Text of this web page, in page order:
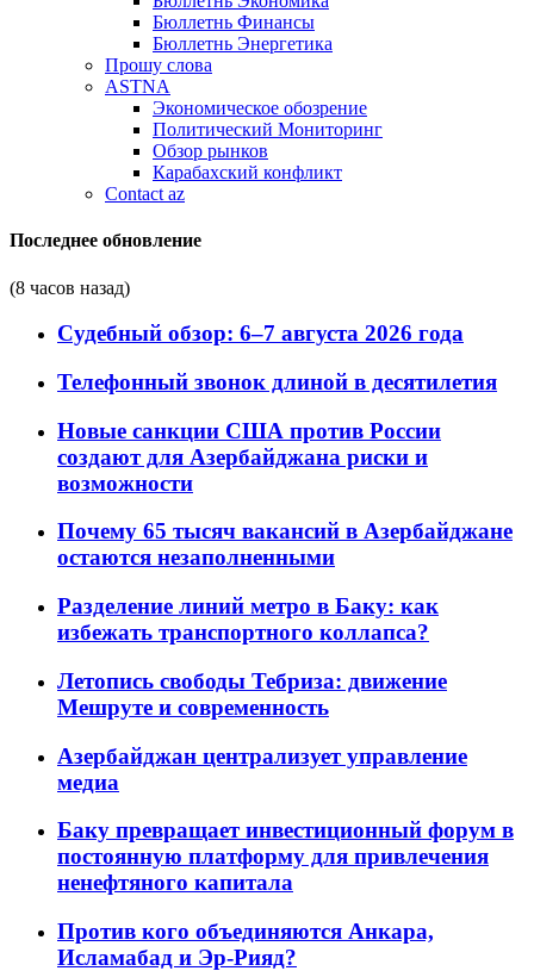
Бюллетнь Финансы
Бюллетнь Энергетика
Прошу слова
ASTNA
Экономическое обозрение
Политический Мониторинг
Обзор рынков
Карабахский конфликт
Contact az
Последнее обновление
(8 часов назад)
Судебный обзор: 6–7 августа 2026 года
Телефонный звонок длиной в десятилетия
Новые санкции США против России
создают для Азербайджана риски и
возможности
Почему 65 тысяч вакансий в Азербайджане
остаются незаполненными
Разделение линий метро в Баку: как
избежать транспортного коллапса?
Летопись свободы Тебриза: движение
Мешруте и современность
Азербайджан централизует управление
медиа
Баку превращает инвестиционный форум в
постоянную платформу для привлечения
ненефтяного капитала
Против кого объединяются Анкара,
Исламабад и Эр-Рияд?